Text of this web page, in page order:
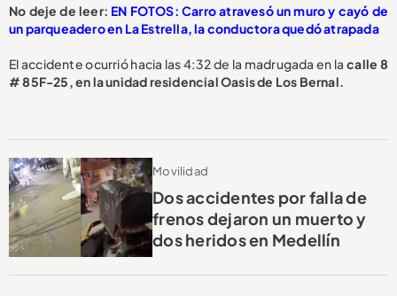
No deje de leer: EN FOTOS: Carro atravesó un muro y cayó de
un parqueadero en La Estrella, la conductora quedó atrapada
El accidente ocurrió hacia las 4:32 de la madrugada en lacalle 8
# 85F-25, en la unidad residencial Oasis de Los Bernal.
Movilidad
Dos accidentes por falla de
frenos dejaron un muerto y
dos heridos en Medellín